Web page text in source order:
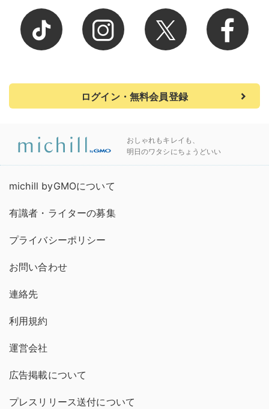
ログイン・無料会員登録
おしゃれもキレイも、
明日のワタシにちょうどいい
michill byGMOについて
有識者・ライターの募集
プライバシーポリシー
お問い合わせ
連絡先
利用規約
運営会社
広告掲載について
プレスリリース送付について